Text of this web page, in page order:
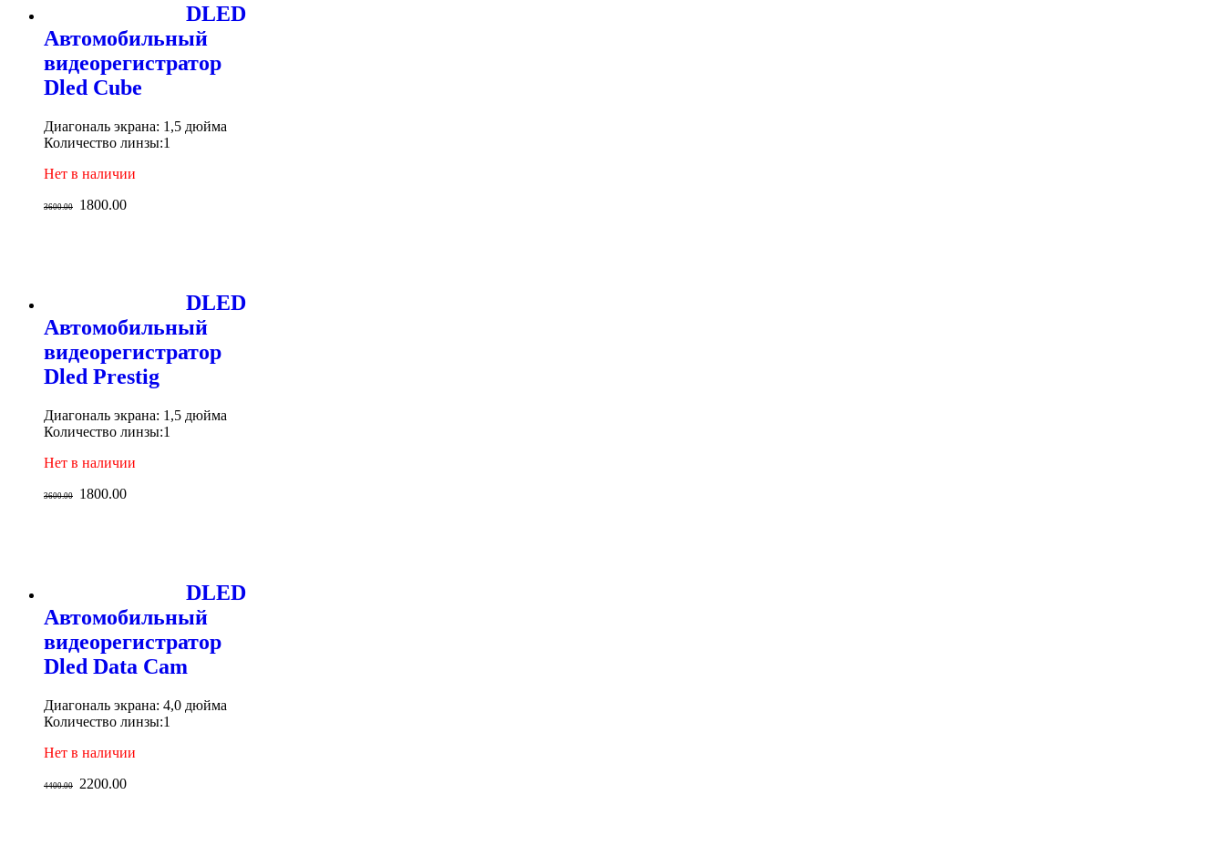
DLED
Автомобильный
видеорегистратор
Dled Cube
Диагональ экрана: 1,5 дюйма
Количество линзы:1
Нет в наличии
3600.00 1800.00
DLED
Автомобильный
видеорегистратор
Dled Prestig
Диагональ экрана: 1,5 дюйма
Количество линзы:1
Нет в наличии
3600.00 1800.00
DLED
Автомобильный
видеорегистратор
Dled Data Cam
Диагональ экрана: 4,0 дюйма
Количество линзы:1
Нет в наличии
4400.00 2200.00